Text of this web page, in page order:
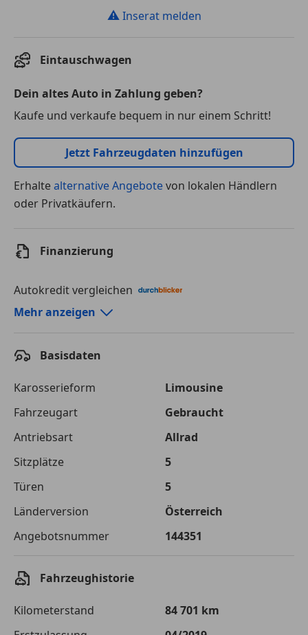
⚠ Inserat melden
Eintauschwagen
Dein altes Auto in Zahlung geben?
Kaufe und verkaufe bequem in nur einem Schritt!
Jetzt Fahrzeugdaten hinzufügen
Erhaltealternative Angebotevon lokalen Händlern
oder Privatkäufern.
Finanzierung
Autokredit vergleichen
Autokredit-Rechner von durchblicker.at
Laufzeit
120 Monate
Kreditbetrag
€ 31 500,-
Zu zahlender
Gesamtbetrag
€ 44 377,-
Einberechnete Gebühren
€ 0,-
Effektivzinsatz
7,50 %
Mehr anzeigen
Basisdaten
Karosserieform
Limousine
Fahrzeugart
Gebraucht
Antriebsart
Allrad
Sitzplätze
5
Türen
5
Länderversion
Österreich
Angebotsnummer
144351
Fahrzeughistorie
Kilometerstand
84 701 km